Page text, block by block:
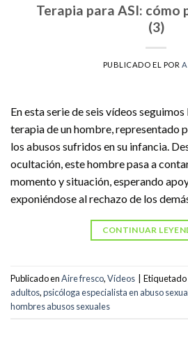
Terapia para ASI: cómo
(3)
PUBLICADO EL POR
En esta serie de seis vídeos
terapia de un hombre, representado
los abusos sufridos en su infancia.
ocultación, este hombre pasa a
momento y situación, esperando
exponiéndose al rechazo de los
CONTINUAR
Publicado enAire fresco,Vídeos Etiquetado
adultos,psicóloga especialista en abuso
hombres abusos sexuales